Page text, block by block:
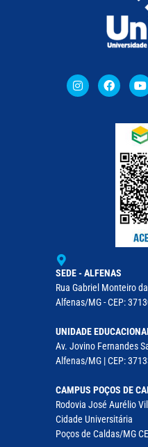
SEDE - ALFENAS
Rua Gabriel Monteiro
Alfenas/MG - CEP:
UNIDADE
Av. Jovino Fernandes
Alfenas/MG | CEP:
CAMPUS POÇOS DE
Rodovia José Aurélio
Cidade Universitária
Poços de Caldas/MG